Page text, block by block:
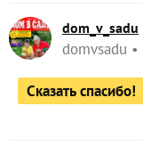
dom_v_sadu
domvsadu
Сказать спасибо!